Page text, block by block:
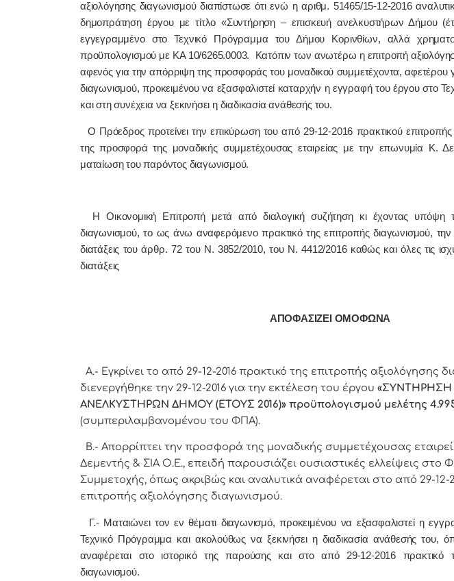
αξιολόγησης διαγωνισμού διαπίστωσε ότι ενώ η αριθμ. 51465/15-12-2016
δημοπράτηση έργου με τίτλο «Συντήρηση – επισκευή ανελκυστήρων Δήμου
εγγεγραμμένο στο Τεχνικό Πρόγραμμα του Δήμου Κορινθίων, αλλά
προϋπολογισμού με ΚΑ 10/6265.0003. Κατόπιν των ανωτέρω η επιτροπή
αφενός για την απόρριψη της προσφοράς του μοναδικού συμμετέχοντα, αφετέρου
διαγωνισμού, προκειμένου να εξασφαλιστεί καταρχήν η εγγραφή του έργου στο
και στη συνέχεια να ξεκινήσει η διαδικασία ανάθεσής του.
Ο Πρόεδρος προτείνει την επικύρωση του από 29-12-2016 πρακτικού
της προσφορά της μοναδικής συμμετέχουσας εταιρείας με την επωνυμία Κ.
ματαίωση του παρόντος διαγωνισμού.
Η Οικονομική Επιτροπή μετά από διαλογική συζήτηση κι έχοντας υπόψη
διαγωνισμού, το ως άνω αναφερόμενο πρακτικό της επιτροπής διαγωνισμού, την
διατάξεις του άρθρ. 72 του Ν. 3852/2010, του Ν. 4412/2016 καθώς και όλες τις
διατάξεις
ΑΠΟΦΑΣΙΖΕΙ ΟΜΟΦΩΝΑ
Α.- Εγκρίνει το από 29-12-2016 πρακτικό της επιτροπής αξιολόγησης
διενεργήθηκε την 29-12-2016 για την εκτέλεση του έργου «ΣΥΝΤΗΡΗΣΗ
ΑΝΕΛΚΥΣΤΗΡΩΝ ΔΗΜΟΥ (ΕΤΟΥΣ 2016)» προϋπολογισμού μελέτης
(συμπεριλαμβανομένου του ΦΠΑ).
Β.- Απορρίπτει την προσφορά της μοναδικής συμμετέχουσας
Δεμεντής & ΣΙΑ Ο.Ε., επειδή παρουσιάζει ουσιαστικές ελλείψεις στο
Συμμετοχής, όπως ακριβώς και αναλυτικά αναφέρεται στο από 29-12-
επιτροπής αξιολόγησης διαγωνισμού.
Γ.- Ματαιώνει τον εν θέματι διαγωνισμό, προκειμένου να εξασφαλιστεί η
Τεχνικό Πρόγραμμα και ακολούθως να ξεκινήσει η διαδικασία ανάθεσής του,
αναφέρεται στο ιστορικό της παρούσης και στο από 29-12-2016 πρακτικό
διαγωνισμού.